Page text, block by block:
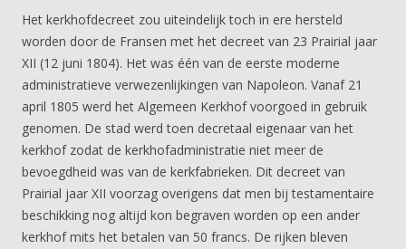
Het kerkhofdecreet zou uiteindelijk toch in ere hersteld
worden door de Fransen met het decreet van 23 Prairial jaar
XII (12 juni 1804). Het was één van de eerste moderne
administratieve verwezenlijkingen van Napoleon. Vanaf 21
april 1805 werd het Algemeen Kerkhof voorgoed in gebruik
genomen. De stad werd toen decretaal eigenaar van het
kerkhof zodat de kerkhofadministratie niet meer de
bevoegdheid was van de kerkfabrieken. Dit decreet van
Prairial jaar XII voorzag overigens dat men bij testamentaire
beschikking nog altijd kon begraven worden op een ander
kerkhof mits het betalen van 50 francs. De rijken bleven